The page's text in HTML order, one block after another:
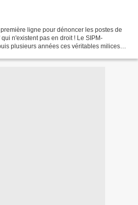
ligne pour dénoncer les postes de
n'existent pas en droit ! Le SIPM-
plusieurs années ces véritables milices